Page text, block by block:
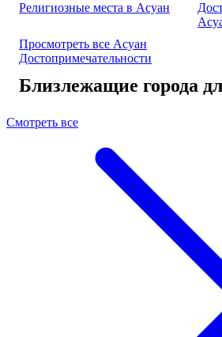
Религиозные места в Асуан
Просмотреть все Асуан
Достопримечательности
Близлежащие города
Смотреть все